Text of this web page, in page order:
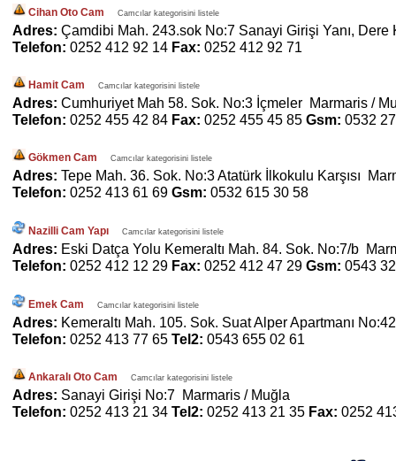
Cihan Oto Cam Camcılar kategorisini listele
Adres: Çamdibi Mah. 243.sok No:7 Sanayi Girişi Yanı, Dere
Telefon: 0252 412 92 14 Fax: 0252 412 92 71
Hamit Cam Camcılar kategorisini listele
Adres: Cumhuriyet Mah 58. Sok. No:3 İçmeler Marmaris /
Telefon: 0252 455 42 84 Fax: 0252 455 45 85 Gsm: 0532
Gökmen Cam Camcılar kategorisini listele
Adres: Tepe Mah. 36. Sok. No:3 Atatürk İlkokulu Karşısı
Telefon: 0252 413 61 69 Gsm: 0532 615 30 58
Nazilli Cam Yapı Camcılar kategorisini listele
Adres: Eski Datça Yolu Kemeraltı Mah. 84. Sok. No:7/b
Telefon: 0252 412 12 29 Fax: 0252 412 47 29 Gsm: 0543
Emek Cam Camcılar kategorisini listele
Adres: Kemeraltı Mah. 105. Sok. Suat Alper Apartmanı
Telefon: 0252 413 77 65 Tel2: 0543 655 02 61
Ankaralı Oto Cam Camcılar kategorisini listele
Adres: Sanayi Girişi No:7 Marmaris / Muğla
Telefon: 0252 413 21 34 Tel2: 0252 413 21 35 Fax: 0252